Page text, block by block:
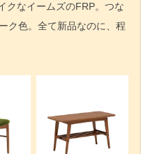
クなイームズのFRP。つな
ク色。全て新品なのに、程